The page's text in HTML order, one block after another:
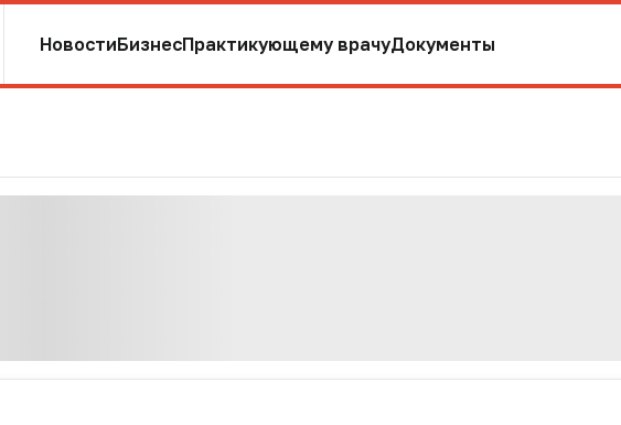
НовостиБизнесПрактикующему врачуДокументы